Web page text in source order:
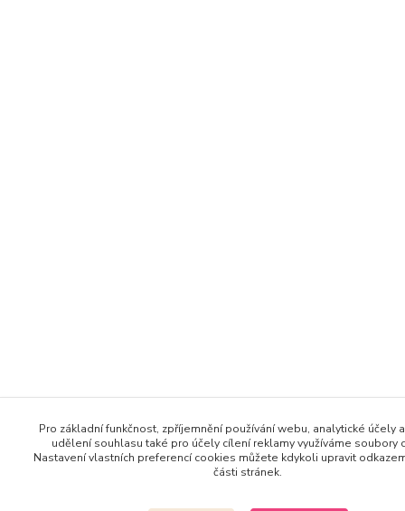
Pro základní funkčnost, zpříjemnění používání webu, analytické účely
udělení souhlasu také pro účely cílení reklamy využíváme soubory
Nastavení vlastních preferencí cookies můžete kdykoli upravit
části stránek.